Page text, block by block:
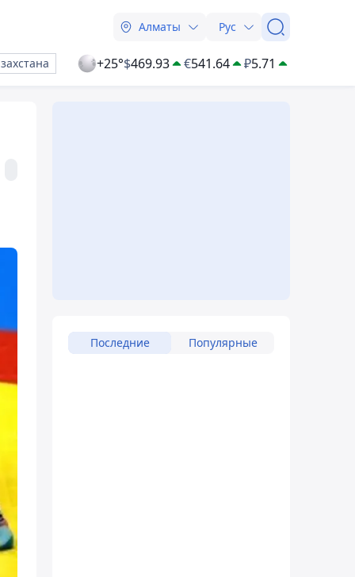
Алматы Рус
+25°$469.93 €541.64 ₽5.71
Последние Популярные